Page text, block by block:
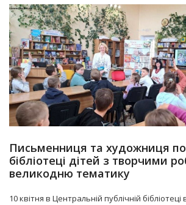
10 Квітня 2025 р. Прес-центр
Письменниця та художниця
бібліотеці дітей з творчими
великодню тематику
10 квітня в Центральній публічній бібліотеці